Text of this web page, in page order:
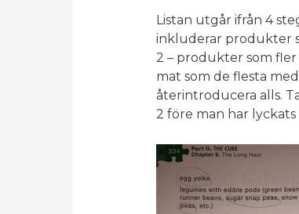
Listan utgår ifrån 4
inkluderar produkter
2 – produkter som
mat som de flesta
återintroducera alls.
2 före man har